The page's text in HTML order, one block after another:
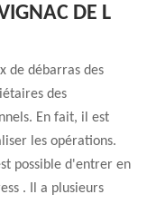
DE L
de débarras des
des
En fait, il est
les opérations.
possible d'entrer en
. Il a plusieurs